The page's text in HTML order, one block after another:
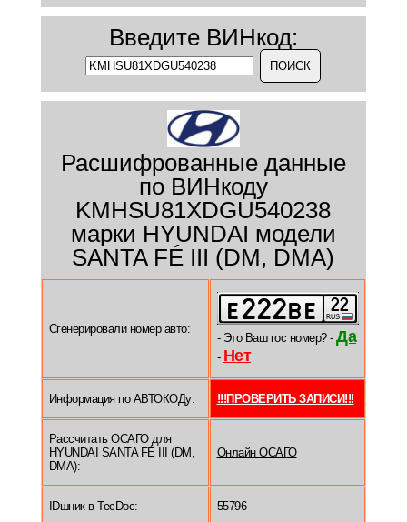
Введите ВИНкод:
Расшифрованные данные
по ВИНкоду
KMHSU81XDGU540238
марки HYUNDAI модели
SANTA FÉ III (DM, DMA)
Сгенерировали номер авто:
- Это Ваш гос номер? - Да
- Нет
Информация по АВТОКОДу: !!!ПРОВЕРИТЬ ЗАПИСИ!!!
Рассчитать ОСАГО для
HYUNDAI SANTA FÉ III (DM,
DMA):
Онлайн ОСАГО
IDшник в TecDoc: 55796